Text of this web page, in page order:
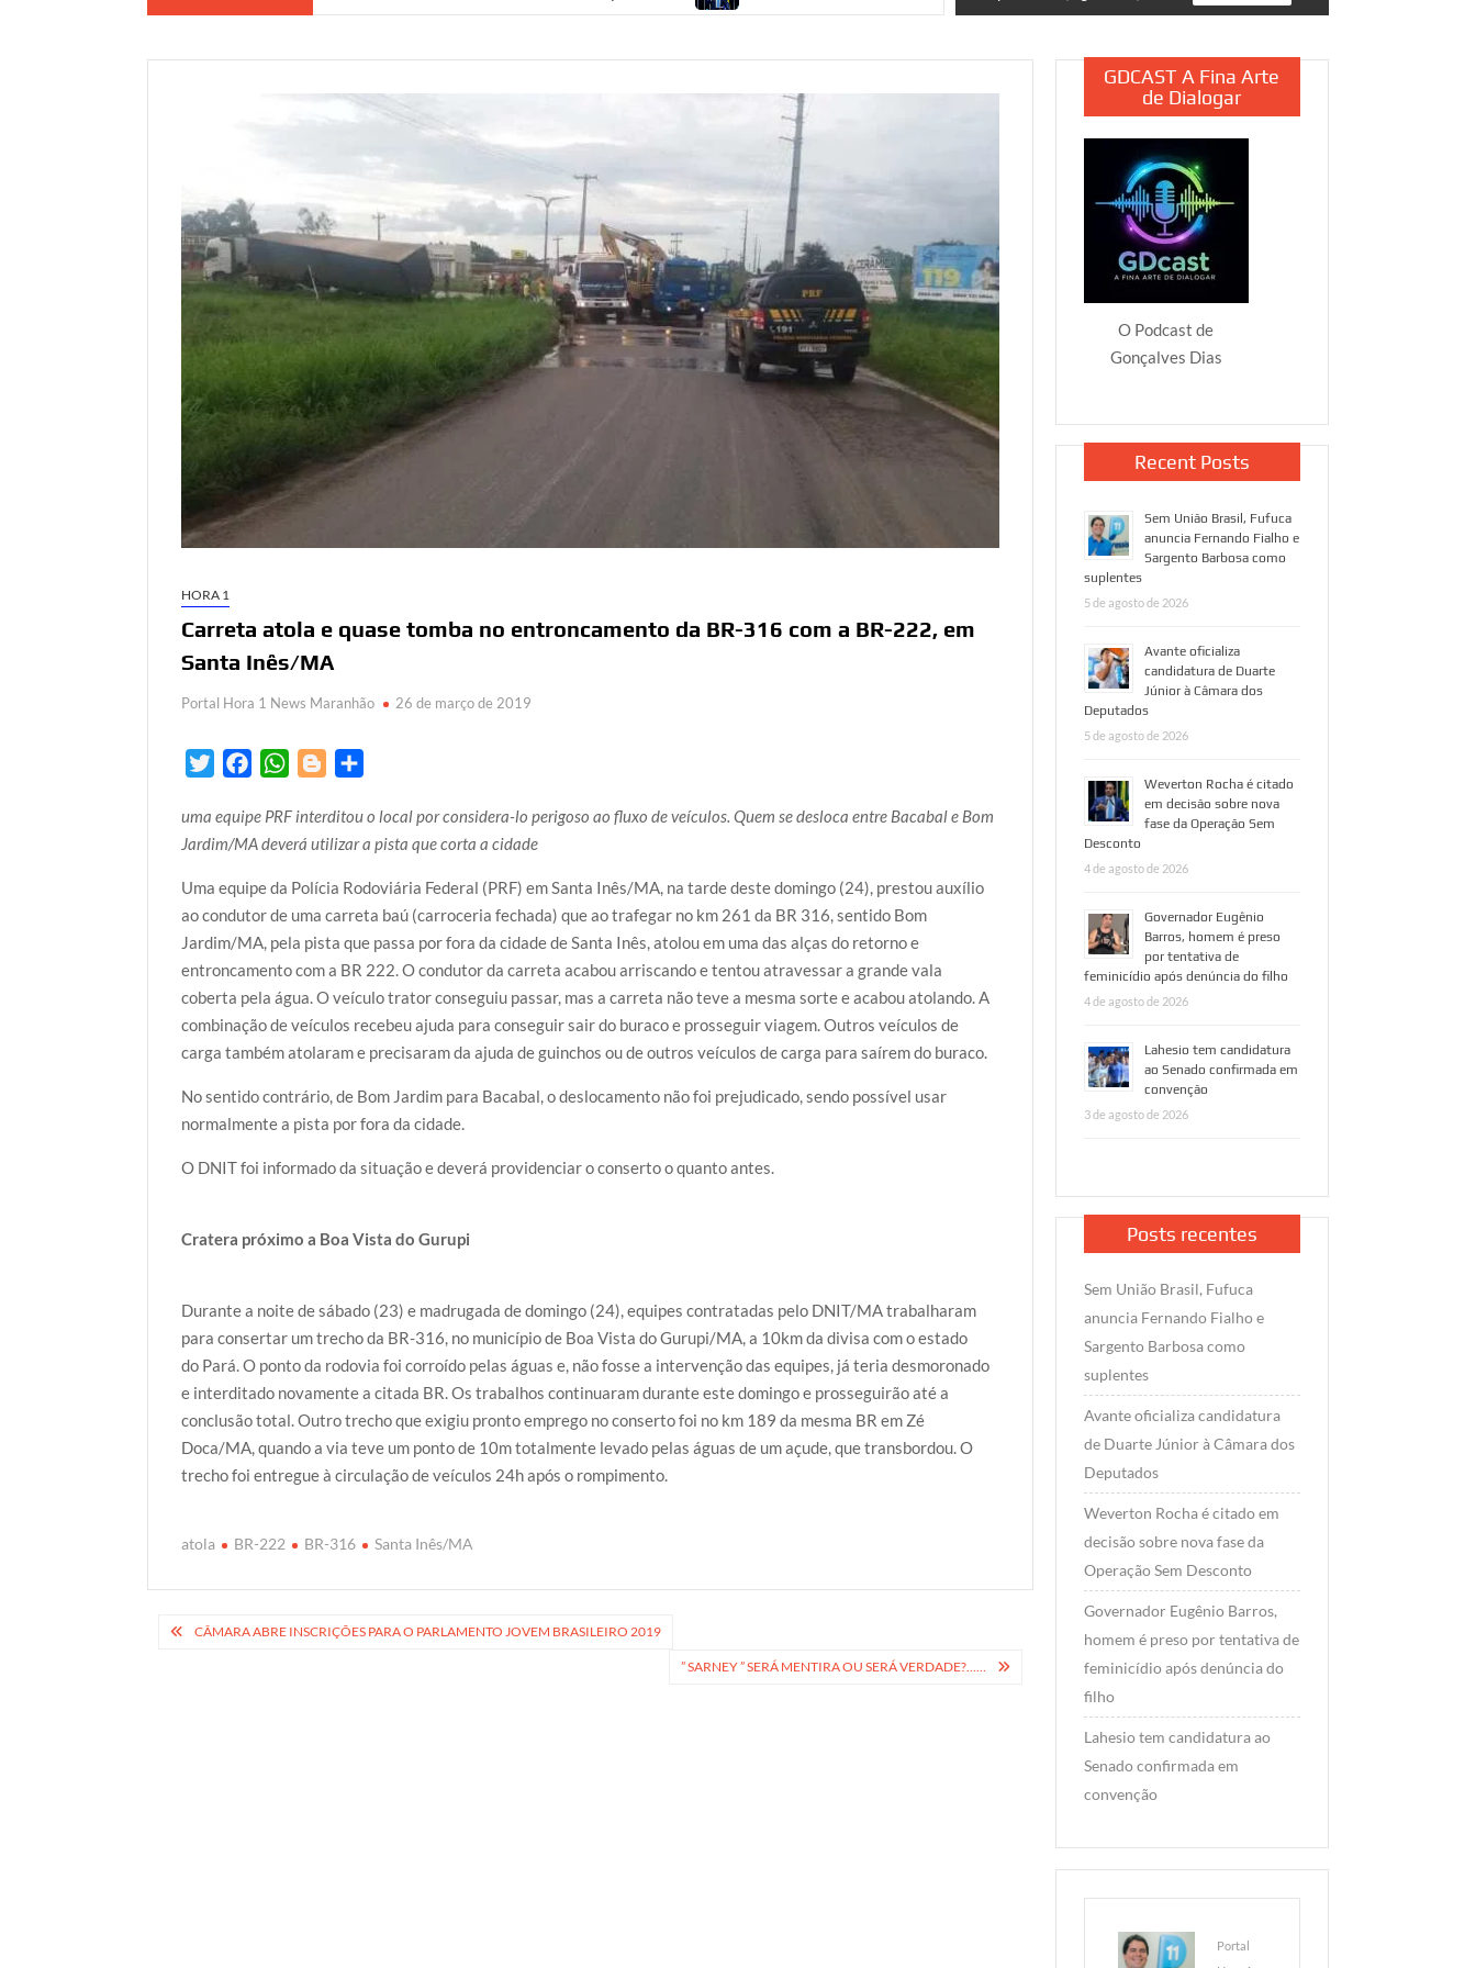
HORA 1
Carreta atola e quase tomba no entroncamento da BR-316 com a BR-222, em
Santa Inês/MA
Portal Hora 1 News Maranhão 26 de março de 2019
i
t
r
c
e
o
k
W
a
t
s
p
p
o
g
g
r
a
r
e
uma equipe PRF interditou o local por considera-lo perigoso ao fluxo de veículos. Quem se desloca entre Bacabal e Bom
Jardim/MA deverá utilizar a pista que corta a cidade
Uma equipe da Polícia Rodoviária Federal (PRF) em Santa Inês/MA, na tarde deste domingo (24), prestou auxílio
ao condutor de uma carreta baú (carroceria fechada) que ao trafegar no km 261 da BR 316, sentido Bom
Jardim/MA, pela pista que passa por fora da cidade de Santa Inês, atolou em uma das alças do retorno e
entroncamento com a BR 222. O condutor da carreta acabou arriscando e tentou atravessar a grande vala
coberta pela água. O veículo trator conseguiu passar, mas a carreta não teve a mesma sorte e acabou atolando. A
combinação de veículos recebeu ajuda para conseguir sair do buraco e prosseguir viagem. Outros veículos de
carga também atolaram e precisaram da ajuda de guinchos ou de outros veículos de carga para saírem do buraco.
No sentido contrário, de Bom Jardim para Bacabal, o deslocamento não foi prejudicado, sendo possível usar
normalmente a pista por fora da cidade.
O DNIT foi informado da situação e deverá providenciar o conserto o quanto antes.
Cratera próximo a Boa Vista do Gurupi
Durante a noite de sábado (23) e madrugada de domingo (24), equipes contratadas pelo DNIT/MA trabalharam
para consertar um trecho da BR-316, no município de Boa Vista do Gurupi/MA, a 10km da divisa com o estado
do Pará. O ponto da rodovia foi corroído pelas águas e, não fosse a intervenção das equipes, já teria desmoronado
e interditado novamente a citada BR. Os trabalhos continuaram durante este domingo e prosseguirão até a
conclusão total. Outro trecho que exigiu pronto emprego no conserto foi no km 189 da mesma BR em Zé
Doca/MA, quando a via teve um ponto de 10m totalmente levado pelas águas de um açude, que transbordou. O
trecho foi entregue à circulação de veículos 24h após o rompimento.
atola BR-222 BR-316 Santa Inês/MA
Navegação
CÂMARA ABRE INSCRIÇÕES PARA O PARLAMENTO JOVEM BRASILEIRO 2019
” SARNEY ” SERÁ MENTIRA OU SERÁ VERDADE?……
GDCAST A Fina Arte
de Dialogar
O Podcast de
Gonçalves Dias
Recent Posts
Sem União Brasil, Fufuca
anuncia Fernando Fialho e
Sargento Barbosa como
suplentes
5 de agosto de 2026
Avante oficializa
candidatura de Duarte
Júnior à Câmara dos
Deputados
5 de agosto de 2026
Weverton Rocha é citado
em decisão sobre nova
fase da Operação Sem
Desconto
4 de agosto de 2026
Governador Eugênio
Barros, homem é preso
por tentativa de
feminicídio após denúncia do filho
4 de agosto de 2026
Lahesio tem candidatura
ao Senado confirmada em
convenção
3 de agosto de 2026
Posts recentes
Sem União Brasil, Fufuca
anuncia Fernando Fialho e
Sargento Barbosa como
suplentes
Avante oficializa candidatura
de Duarte Júnior à Câmara dos
Deputados
Weverton Rocha é citado em
decisão sobre nova fase da
Operação Sem Desconto
Governador Eugênio Barros,
homem é preso por tentativa de
feminicídio após denúncia do
filho
Lahesio tem candidatura ao
Senado confirmada em
convenção
Portal